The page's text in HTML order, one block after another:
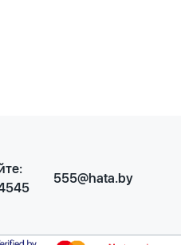
555@hata.by